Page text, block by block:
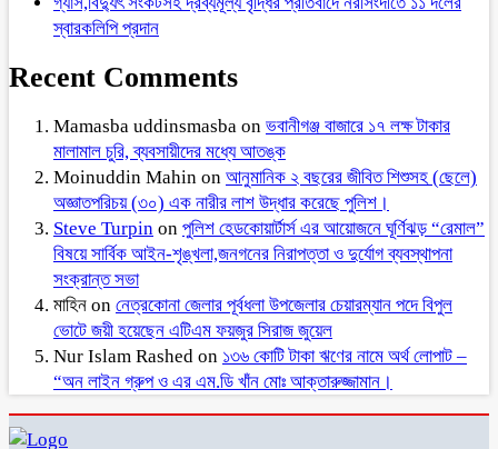
স্বারকলিপি প্রদান
Recent Comments
Mamasba uddinsmasba on ভবানীগঞ্জ বাজারে ১৭ লক্ষ টাকার
মালামাল চুরি, ব্যবসায়ীদের মধ্যে আতঙ্ক
Moinuddin Mahin on আনুমানিক ২ বছরের জীবিত শিশুসহ (ছেলে)
অজ্ঞাতপরিচয় (৩০) এক নারীর লাশ উদ্ধার করেছে পুলিশ।
Steve Turpin on পুলিশ হেডকোয়ার্টার্স এর আয়োজনে ঘূর্ণিঝড় “রেমাল”
বিষয়ে সার্বিক আইন-শৃঙ্খলা,জনগনের নিরাপত্তা ও দুর্যোগ ব্যবস্থাপনা
সংক্রান্ত সভা
মাহিন on নেত্রকোনা জেলার পূর্বধলা উপজেলার চেয়ারম্যান পদে বিপুল
ভোটে জয়ী হয়েছেন এটিএম ফয়জুর সিরাজ জুয়েল
Nur Islam Rashed on ১৩৬ কোটি টাকা ঋণের নামে অর্থ লোপাট –
“অন লাইন গ্রুপ ও এর এম.ডি খাঁন মোঃ আক্তারুজ্জামান।